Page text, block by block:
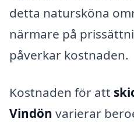
detta natursköna
närmare på
påverkar kostnaden.
Kostnaden för att
Vindön varierar